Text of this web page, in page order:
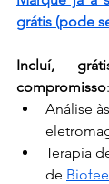
grátis (pode
Incluí,
compromisso:
Análise
Terapia
de